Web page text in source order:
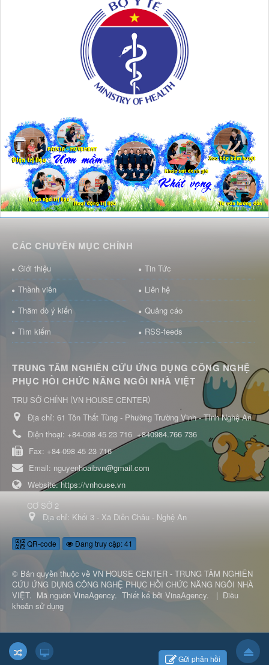
CÁC CHUYÊN MỤC CHÍNH
Giới thiệu
Tin Tức
Thành viên
Liên hệ
Thăm dò ý kiến
Quảng cáo
Tìm kiếm
RSS-feeds
TRUNG TÂM NGHIÊN CỨU ỨNG DỤNG CÔNG NGHỆ
PHỤC HỒI CHỨC NĂNG NGÔI NHÀ VIỆT
TRỤ SỞ CHÍNH (VN HOUSE CENTER)
Địa chỉ: 61 Tôn Thất Tùng - Phường Trường Vinh - Tỉnh Nghệ An
Điện thoại: +84-098 45 23 716 +840984.766 736
Fax: +84-098 45 23 716
Email: nguyenhoaibvn@gmail.com
Website:https://vnhouse.vn
CƠ SỞ 2
Địa chỉ: Khối 3 - Xã Diễn Châu - Nghệ An
QR-code Đang truy cập: 41
© Bản quyền thuộc về VN HOUSE CENTER - TRUNG TÂM NGHIÊN
CỨU ỨNG DỤNG CÔNG NGHỆ PHỤC HỒI CHỨC NĂNG NGÔI NHÀ
VIỆT. Mã nguồn VinaAgency. Thiết kế bởi VinaAgency. | Điều
khoản sử dụng
Gửi phản hồi